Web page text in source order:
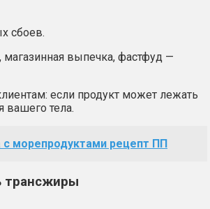
сбоев.
выпечка, фастфуд —
если продукт может лежать
вашего тела.
с морепродуктами рецепт ПП
трансжиры